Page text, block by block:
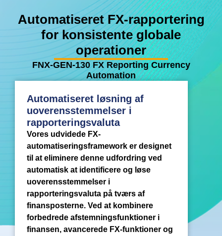
Automatiseret FX-rapportering
for konsistente globale
operationer
FNX-GEN-130 FX Reporting Currency
Automation
Automatiseret løsning af
uoverensstemmelser i
rapporteringsvaluta
Vores udvidede FX-
automatiseringsframework er designet
til at eliminere denne udfordring ved
automatisk at identificere og løse
uoverensstemmelser i
rapporteringsvaluta på tværs af
finansposterne. Ved at kombinere
forbedrede afstemningsfunktioner i
finansen, avancerede FX-funktioner og